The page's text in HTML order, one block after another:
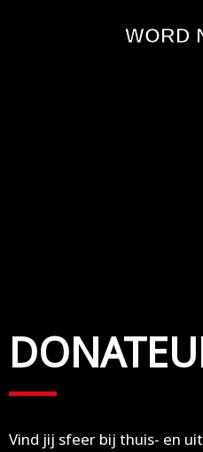
WORD
Vind jij sfeer bij thuis- en